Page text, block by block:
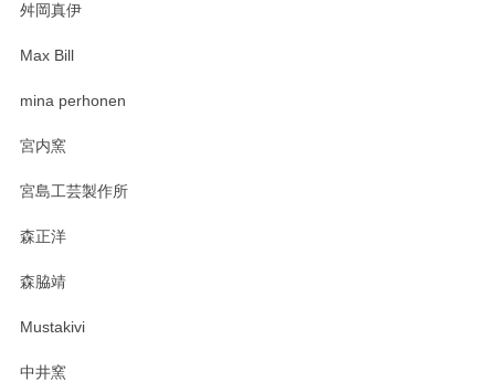
舛岡真伊
Max Bill
mina perhonen
宮内窯
宮島工芸製作所
森正洋
森脇靖
Mustakivi
中井窯